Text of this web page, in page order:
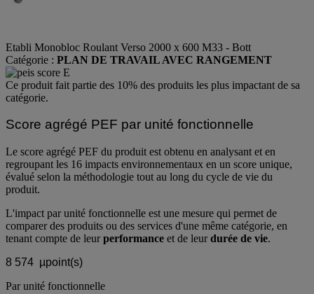
Etabli Monobloc Roulant Verso 2000 x 600 M33 - Bott
Catégorie : PLAN DE TRAVAIL AVEC RANGEMENT
Ce produit fait partie des 10% des produits les plus impactant de sa
catégorie.
Score agrégé PEF par unité fonctionnelle
Le score agrégé PEF du produit est obtenu en analysant et en
regroupant les 16 impacts environnementaux en un score unique,
évalué selon la méthodologie tout au long du cycle de vie du
produit.
L'impact par unité fonctionnelle est une mesure qui permet de
comparer des produits ou des services d'une même catégorie, en
tenant compte de leurperformance et de leurdurée de vie.
8 574 µpoint(s)
Par unité fonctionnelle